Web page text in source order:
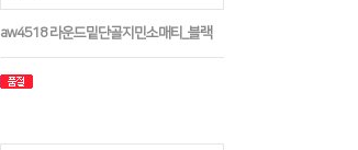
aw4518 라운드밑단골지민소매티_블랙